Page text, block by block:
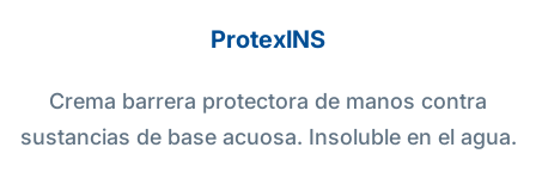
ProtexINS
Crema barrera protectora de manos contra
sustancias de base acuosa. Insoluble en el agua.